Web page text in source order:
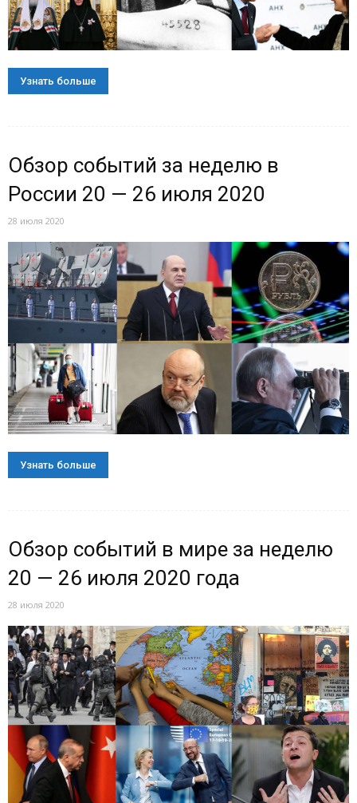
Узнать больше
Обзор событий за неделю в
России 20 — 26 июля 2020
28 июля 2020
Узнать больше
Обзор событий в мире за неделю
20 — 26 июля 2020 года
28 июля 2020